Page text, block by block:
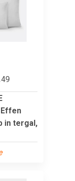
49
Effen
in tergal,